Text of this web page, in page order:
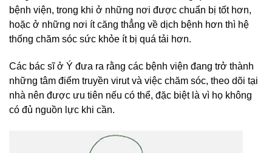
bệnh viện, trong khi ở những nơi được chuẩn bị tốt hơn,
hoặc ở những nơi ít căng thẳng về dịch bệnh hơn thì hệ
thống chăm sóc sức khỏe ít bị quá tải hơn.
Các bác sĩ ở Ý đưa ra rằng các bệnh viện đang trở thành
những tâm điểm truyền virut và việc chăm sóc, theo dõi tại
nhà nên được ưu tiên nếu có thể, đặc biệt là vì họ không
có đủ nguồn lực khi cần.